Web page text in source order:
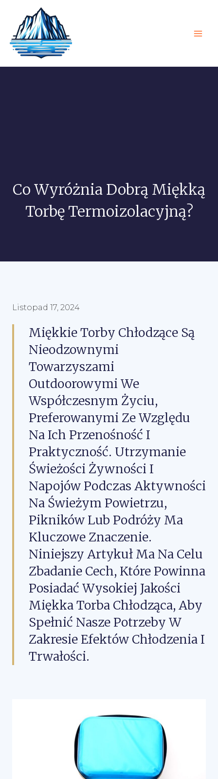
treści
Co Wyróżnia Dobrą Miękką
Torbę Termoizolacyjną?
Listopad 17, 2024
Miękkie Torby Chłodzące Są
Nieodzownymi
Towarzyszami
Outdoorowymi We
Współczesnym Życiu,
Preferowanymi Ze Względu
Na Ich Przenośność I
Praktyczność. Utrzymanie
Świeżości Żywności I
Napojów Podczas Aktywności
Na Świeżym Powietrzu,
Pikników Lub Podróży Ma
Kluczowe Znaczenie.
Niniejszy Artykuł Ma Na Celu
Zbadanie Cech, Które Powinna
Posiadać Wysokiej Jakości
Miękka Torba Chłodząca, Aby
Spełnić Nasze Potrzeby W
Zakresie Efektów Chłodzenia I
Trwałości.